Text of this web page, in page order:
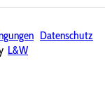
Datenschutz
L&W